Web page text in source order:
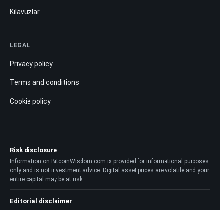
Kılavuzlar
LEGAL
Privacy policy
Terms and conditions
Cookie policy
Risk disclosure
Information on BitcoinWisdom.com is provided for informational purposes
only and is not investment advice. Digital asset prices are volatile and your
entire capital may be at risk.
Editorial disclaimer